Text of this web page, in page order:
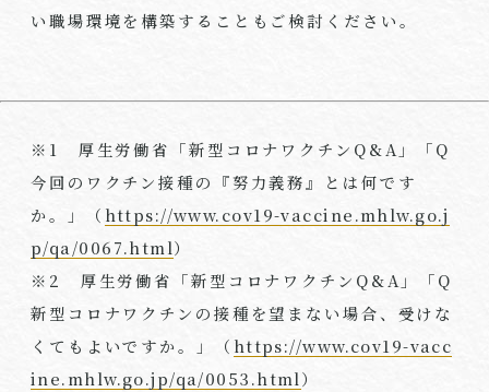
い職場環境を構築することもご検討ください。
※1 厚生労働省「新型コロナワクチンQ&A」「Q
今回のワクチン接種の『努力義務』とは何です
か。」（ https://www.cov19-vaccine.mhlw.go.j
p/qa/0067.html）
※2 厚生労働省「新型コロナワクチンQ&A」「Q
新型コロナワクチンの接種を望まない場合、受けな
くてもよいですか。」（ https://www.cov19-vacc
ine.mhlw.go.jp/qa/0053.html）